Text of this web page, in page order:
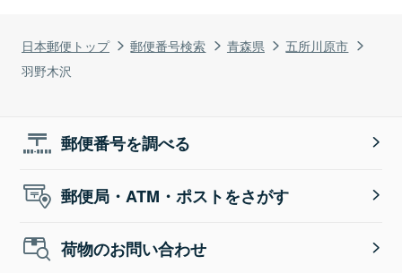
日本郵便トップ 郵便番号検索 青森県
五所川原市
羽野木沢
郵便番号を調べる
郵便局・ATM・ポストをさがす
荷物のお問い合わせ